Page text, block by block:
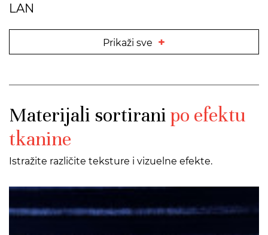
LAN
Prikaži sve +
Materijali sortirani po efektu
tkanine
Istražite različite teksture i vizuelne efekte.